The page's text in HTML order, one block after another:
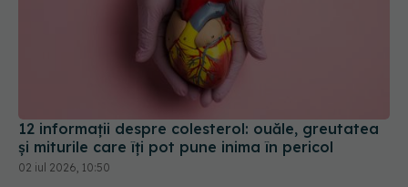
12 informații despre colesterol: ouăle, greutatea
și miturile care îți pot pune inima în pericol
02 iul 2026, 10:50